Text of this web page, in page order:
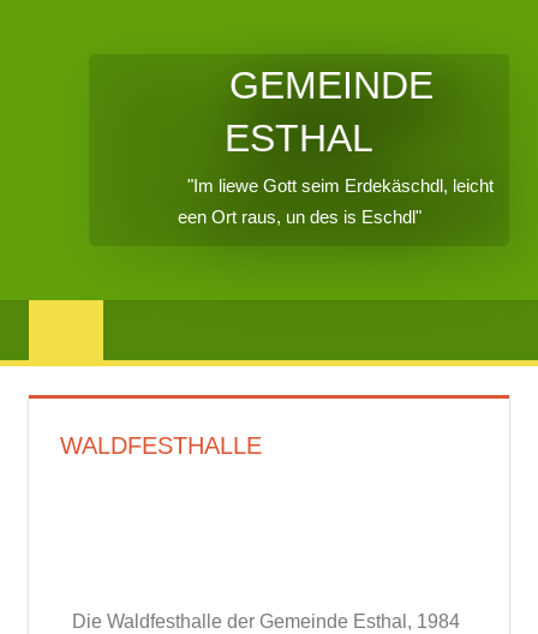
GEMEINDE
ESTHAL
"Im liewe Gott seim Erdekäschdl, leicht
een Ort raus, un des is Eschdl"
WALDFESTHALLE
Die Waldfesthalle der Gemeinde Esthal, 1984